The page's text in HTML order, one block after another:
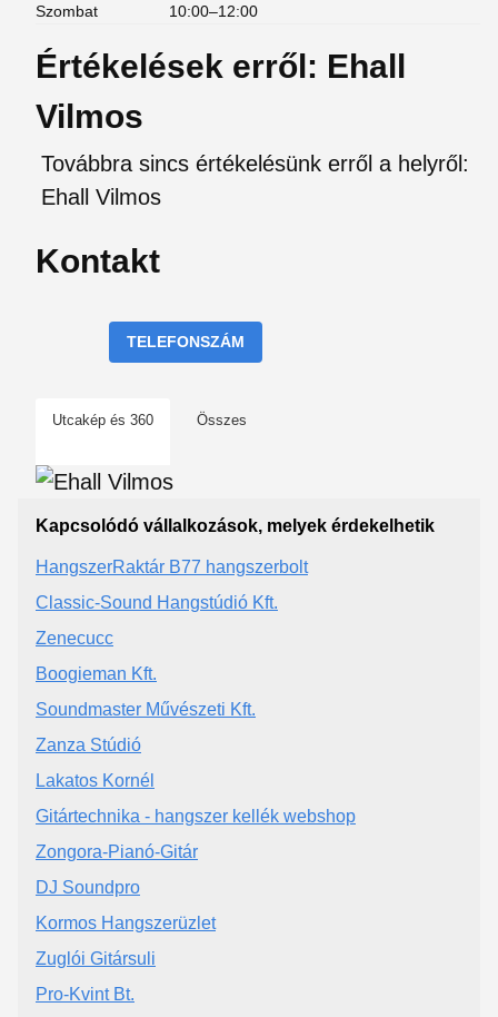
Szombat 10:00–12:00
Értékelések erről: Ehall
Vilmos
Továbbra sincs értékelésünk erről a helyről:
Ehall Vilmos
Kontakt
TELEFONSZÁM
Utcakép és 360 Összes
Kapcsolódó vállalkozások, melyek érdekelhetik
HangszerRaktár B77 hangszerbolt
Classic-Sound Hangstúdió Kft.
Zenecucc
Boogieman Kft.
Soundmaster Művészeti Kft.
Zanza Stúdió
Lakatos Kornél
Gitártechnika - hangszer kellék webshop
Zongora-Pianó-Gitár
DJ Soundpro
Kormos Hangszerüzlet
Zuglói Gitársuli
Pro-Kvint Bt.